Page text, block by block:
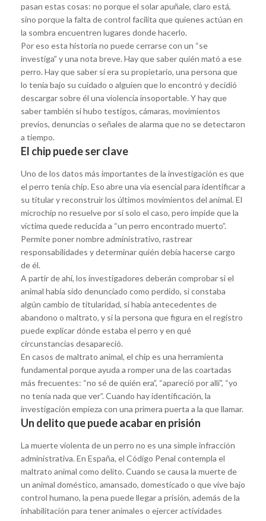
pasan estas cosas: no porque el solar apuñale, claro está,
sino porque la falta de control facilita que quienes actúan en
la sombra encuentren lugares donde hacerlo.
Por eso esta historia no puede cerrarse con un “se
investiga” y una nota breve. Hay que saber quién mató a ese
perro. Hay que saber si era su propietario, una persona que
lo tenía bajo su cuidado o alguien que lo encontró y decidió
descargar sobre él una violencia insoportable. Y hay que
saber también si hubo testigos, cámaras, movimientos
previos, denuncias o señales de alarma que no se detectaron
a tiempo.
El chip puede ser clave
Uno de los datos más importantes de la investigación es que
el perro tenía chip. Eso abre una vía esencial para identificar a
su titular y reconstruir los últimos movimientos del animal. El
microchip no resuelve por sí solo el caso, pero impide que la
víctima quede reducida a “un perro encontrado muerto”.
Permite poner nombre administrativo, rastrear
responsabilidades y determinar quién debía hacerse cargo
de él.
A partir de ahí, los investigadores deberán comprobar si el
animal había sido denunciado como perdido, si constaba
algún cambio de titularidad, si había antecedentes de
abandono o maltrato, y si la persona que figura en el registro
puede explicar dónde estaba el perro y en qué
circunstancias desapareció.
En casos de maltrato animal, el chip es una herramienta
fundamental porque ayuda a romper una de las coartadas
más frecuentes: “no sé de quién era”, “apareció por allí”, “yo
no tenía nada que ver”. Cuando hay identificación, la
investigación empieza con una primera puerta a la que llamar.
Un delito que puede acabar en prisión
La muerte violenta de un perro no es una simple infracción
administrativa. En España, el Código Penal contempla el
maltrato animal como delito. Cuando se causa la muerte de
un animal doméstico, amansado, domesticado o que vive bajo
control humano, la pena puede llegar a prisión, además de la
inhabilitación para tener animales o ejercer actividades